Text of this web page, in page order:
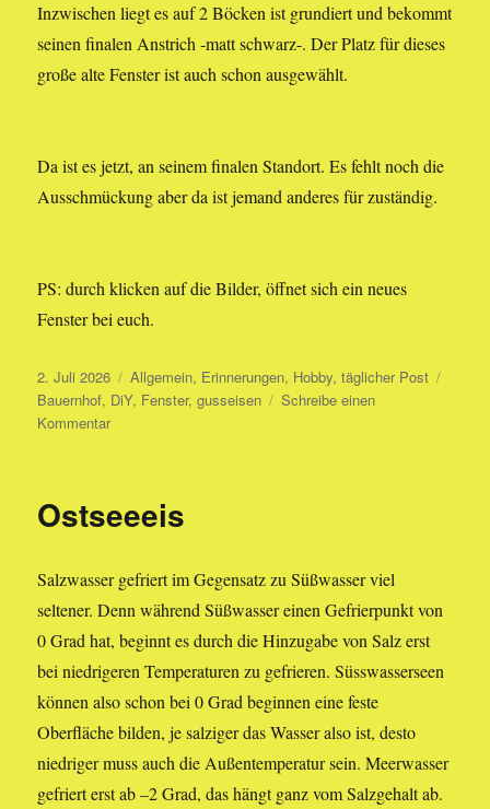
Inzwischen liegt es auf 2 Böcken ist grundiert und bekommt
seinen finalen Anstrich -matt schwarz-. Der Platz für dieses
große alte Fenster ist auch schon ausgewählt.
Da ist es jetzt, an seinem finalen Standort. Es fehlt noch die
Ausschmückung aber da ist jemand anderes für zuständig.
PS: durch klicken auf die Bilder, öffnet sich ein neues
Fenster bei euch.
Veröffentlicht
am
2. Juli 2026 Kategorien
Allgemein, Erinnerungen, Hobby,täglicher Post
Bauernhof, DiY, Fenster,gusseisen
Schreibe einen
Kommentarzu
Ostseeeis
Salzwasser gefriert im Gegensatz zu Süßwasser viel
seltener. Denn während Süßwasser einen Gefrierpunkt von
0 Grad hat, beginnt es durch die Hinzugabe von Salz erst
bei niedrigeren Temperaturen zu gefrieren. Süsswasserseen
können also schon bei 0 Grad beginnen eine feste
Oberfläche bilden, je salziger das Wasser also ist, desto
niedriger muss auch die Außentemperatur sein. Meerwasser
gefriert erst ab –2 Grad, das hängt ganz vom Salzgehalt ab.